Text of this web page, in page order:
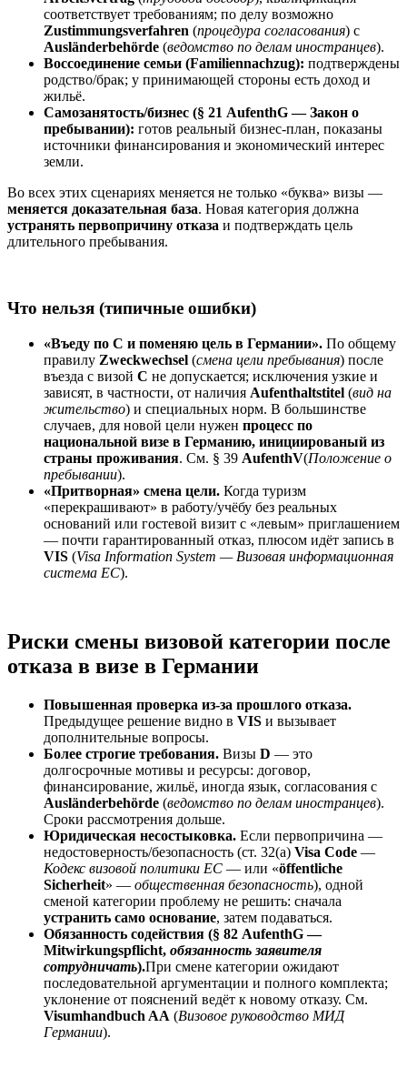
соответствует требованиям; по делу возможно
Zustimmungsverfahren (процедура согласования) с
Ausländerbehörde (ведомство по делам иностранцев).
Воссоединение семьи (Familiennachzug): подтверждены
родство/брак; у принимающей стороны есть доход и
жильё.
Самозанятость/бизнес (§ 21 AufenthG — Закон о
пребывании): готов реальный бизнес-план, показаны
источники финансирования и экономический интерес
земли.
Во всех этих сценариях меняется не только «буква» визы —
меняется доказательная база. Новая категория должна
устранять первопричину отказа и подтверждать цель
длительного пребывания.
Что нельзя (типичные ошибки)
«Въеду по C и поменяю цель в Германии». По общему
правилу Zweckwechsel (смена цели пребывания) после
въезда с визой C не допускается; исключения узкие и
зависят, в частности, от наличия Aufenthaltstitel (вид на
жительство) и специальных норм. В большинстве
случаев, для новой цели нужен процесс по
национальной визе в Германию, инициированый из
страны проживания. См. § 39 AufenthV(Положение о
пребывании).
«Притворная» смена цели. Когда туризм
«перекрашивают» в работу/учёбу без реальных
оснований или гостевой визит с «левым» приглашением
— почти гарантированный отказ, плюсом идёт запись в
VIS (Visa Information System — Визовая информационная
система ЕС).
Риски смены визовой категории после
отказа в визе в Германии
Повышенная проверка из-за прошлого отказа.
Предыдущее решение видно в VIS и вызывает
дополнительные вопросы.
Более строгие требования. Визы D — это
долгосрочные мотивы и ресурсы: договор,
финансирование, жильё, иногда язык, согласования с
Ausländerbehörde (ведомство по делам иностранцев).
Сроки рассмотрения дольше.
Юридическая несостыковка. Если первопричина —
недостоверность/безопасность (ст. 32(a) Visa Code —
Кодекс визовой политики ЕС — или «öffentliche
Sicherheit» — общественная безопасность), одной
сменой категории проблему не решить: сначала
устранить само основание, затем подаваться.
Обязанность содействия (§ 82 AufenthG —
Mitwirkungspflicht, обязанность заявителя
сотрудничать).При смене категории ожидают
последовательной аргументации и полного комплекта;
уклонение от пояснений ведёт к новому отказу. См.
Visumhandbuch AA (Визовое руководство МИД
Германии).